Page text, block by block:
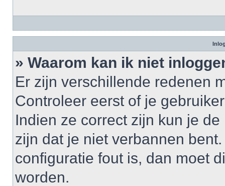
» Waarom kan ik niet
Er zijn verschillende redenen
Controleer eerst of je
Indien ze correct zijn kun je
zijn dat je niet verbannen
configuratie fout is, dan moet
worden.